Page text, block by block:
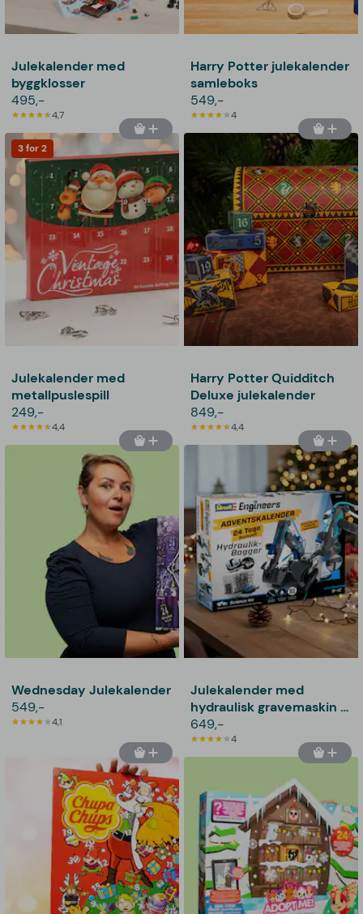
Julekalender med
byggklosser
495,-
4,7
Harry Potter julekalender
samleboks
549,-
4
3 for 2
Julekalender med
metallpuslespill
249,-
4,4
Harry Potter Quidditch
Deluxe julekalender
849,-
4,4
Wednesday Julekalender
549,-
4,1
Julekalender med
hydraulisk gravemaskin -
Revell
649,-
4